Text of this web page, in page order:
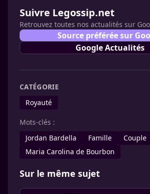
Suivre Legossip.net
Retrouvez toutes nos actualités sur
Source préférée sur
Google Actualités
CATÉGORIE
Royauté
Mots-clés :
Jordan Bardella
Famille
Couple
Maria Carolina de Bourbon
Sur le même sujet